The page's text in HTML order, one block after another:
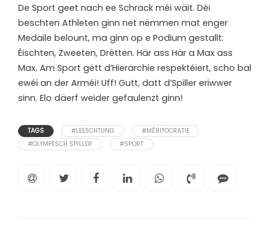
De Sport geet nach ee Schrack méi wäit. Déi
beschten Athleten ginn net nëmmen mat enger
Medaile belount, ma ginn op e Podium gestallt:
Éischten, Zweeten, Drëtten. Här ass Här a Max ass
Max. Am Sport gëtt d’Hierarchie respektéiert, scho bal
ewéi an der Arméi! Uff! Gutt, datt d’Spiller eriwwer
sinn. Elo däerf weider gefaulenzt ginn!
TAGS #LEESCHTUNG
#MÉRITOCRATIE
#OLYMPESCH SPILLER
#SPORT